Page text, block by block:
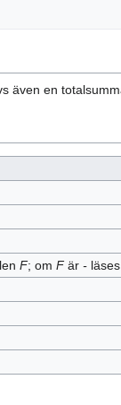
även en
F; om Fär -läses